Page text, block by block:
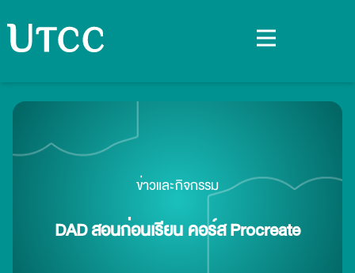
ข่าวและกิจกรรม
DAD สอนก่อนเรียน คอร์ส Procreate